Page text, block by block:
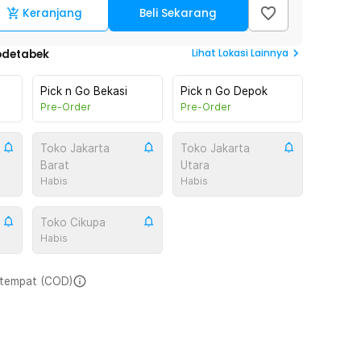
Keranjang Beli Sekarang
Lihat Lokasi Lainnya
Pick n Go Bekasi
Pre-Order
Pick n Go Depok
Pre-Order
Toko Jakarta
Barat
Habis
Toko Jakarta
Utara
Habis
Toko Cikupa
Habis
(COD)